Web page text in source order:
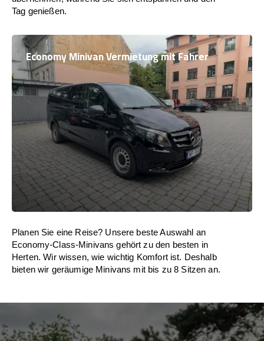
Tag genießen.
Economy Minivan Vermietung mit Fahrer
Planen Sie eine Reise? Unsere beste Auswahl an
Economy-Class-Minivans gehört zu den besten in
Herten. Wir wissen, wie wichtig Komfort ist. Deshalb
bieten wir geräumige Minivans mit bis zu 8 Sitzen an.